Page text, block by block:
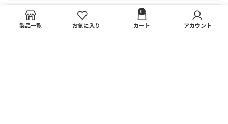
14
7月
製品一覧 お気に入り
0
カート アカウント